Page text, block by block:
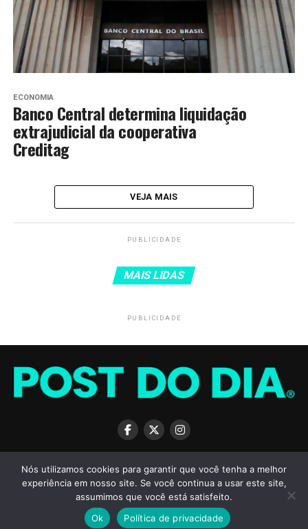
ECONOMIA
Banco Central determina liquidação
extrajudicial da cooperativa
Creditag
VEJA MAIS
PUBLICIDADE
MAIS LIDAS
PUBLICIDADE
SOBRE TERMOS DE USO PRIVACIDADE ANUNCIE CONTATO
Copyright © 2026 POST DO DIA - Todos os direitos reservados.
Nós utilizamos cookies para garantir que você tenha a melhor
experiência em nosso site. Se você continua a usar este site,
assumimos que você está satisfeito.
Ok
Política de privacidade